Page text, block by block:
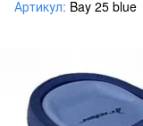
Артикул: Bay 25 blue